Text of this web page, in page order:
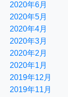
2020年6月
2020年5月
2020年4月
2020年3月
2020年2月
2020年1月
2019年12月
2019年11月